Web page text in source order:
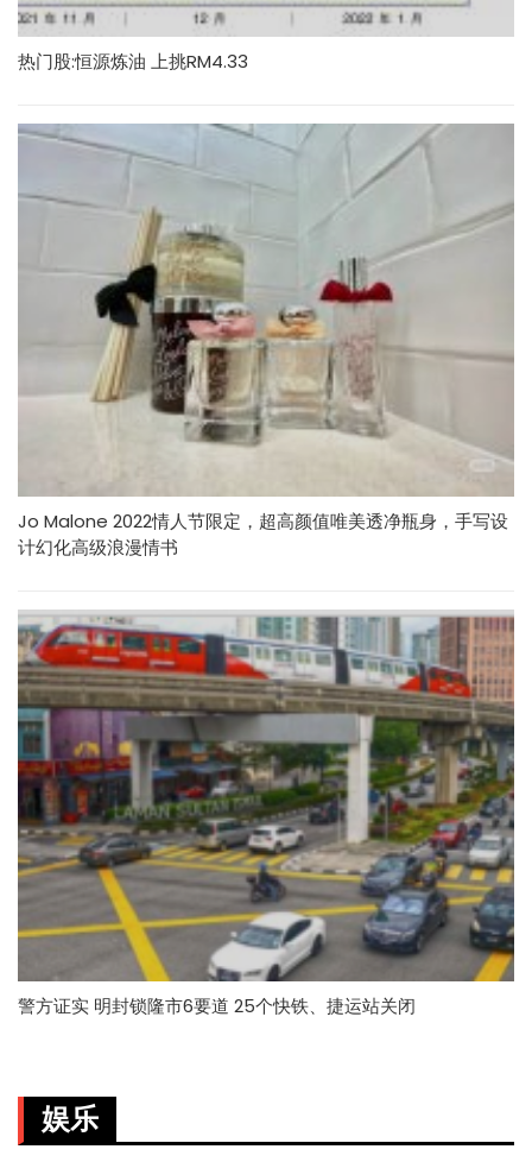
热门股:恒源炼油 上挑RM4.33
Jo Malone 2022情人节限定，超高颜值唯美透净瓶身，手写设
计幻化高级浪漫情书
警方证实 明封锁隆市6要道 25个快铁、捷运站关闭
娱乐